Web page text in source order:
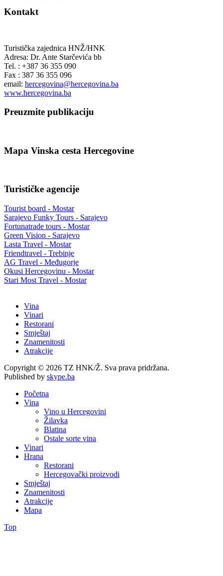
Kontakt
Turistička zajednica HNŽ/HNK
Adresa: Dr. Ante Starčevića bb
Tel. : +387 36 355 090
Fax : 387 36 355 096
email: hercegovina@hercegovina.ba
www.hercegovina.ba
Preuzmite publikaciju
Mapa Vinska cesta Hercegovine
Turističke agencije
Tourist board - Mostar
Sarajevo Funky Tours - Sarajevo
Fortunatrade tours - Mostar
Green Vision - Sarajevo
Lasta Travel - Mostar
Friendtravel - Trebinje
AG Travel - Međugorje
Okusi Hercegovinu - Mostar
Stari Most Travel - Mostar
Vina
Vinari
Restorani
Smještaj
Znamenitosti
Atrakcije
Copyright © 2026 TZ HNK/Ž. Sva prava pridržana.
Published by skype.ba
Početna
Vina
Vino u Hercegovini
Žilavka
Blatina
Ostale sorte vina
Vinari
Hrana
Restorani
Hercegovački proizvodi
Smještaj
Znamenitosti
Atrakcije
Mapa
Top